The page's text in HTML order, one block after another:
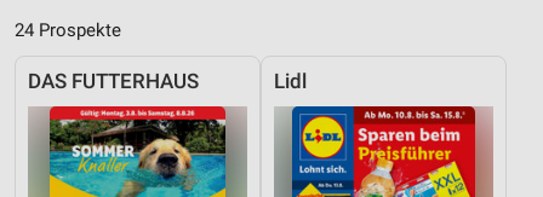
24 Prospekte
DAS FUTTERHAUS Lidl